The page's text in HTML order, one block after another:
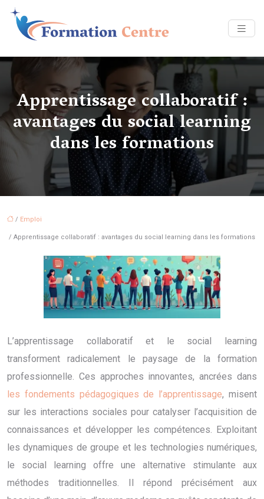
Apprentissage collaboratif :
avantages du social learning
dans les formations
/ Emploi
/ Apprentissage collaboratif : avantages du social learning dans les formations
L’apprentissage collaboratif et le social learning
transforment radicalement le paysage de la formation
professionnelle. Ces approches innovantes, ancrées dans
les fondements pédagogiques de l’apprentissage, misent
sur les interactions sociales pour catalyser l’acquisition de
connaissances et développer les compétences. Exploitant
les dynamiques de groupe et les technologies numériques,
le social learning offre une alternative stimulante aux
méthodes traditionnelles. Il répond précisément aux